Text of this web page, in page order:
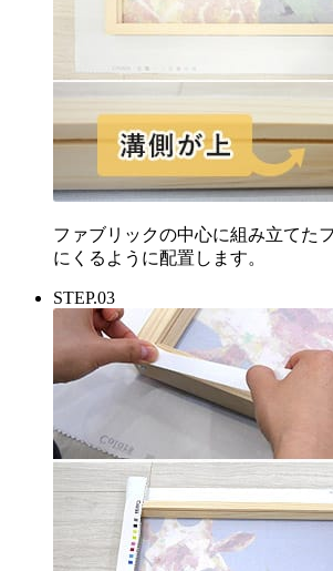
ファブリックの中心に組み立てた
にくるように配置します。
STEP.03